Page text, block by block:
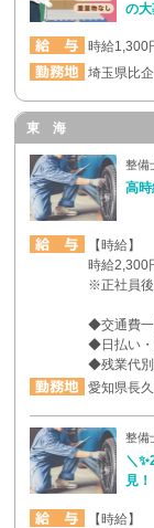
の
時給1,300
埼玉県比
東 海
整備
高
【時給】
時給2,300
※正社員後
◆交通費一
◆日払い・
◆残業代別
愛知県長
整備
＼
見！
【時給】